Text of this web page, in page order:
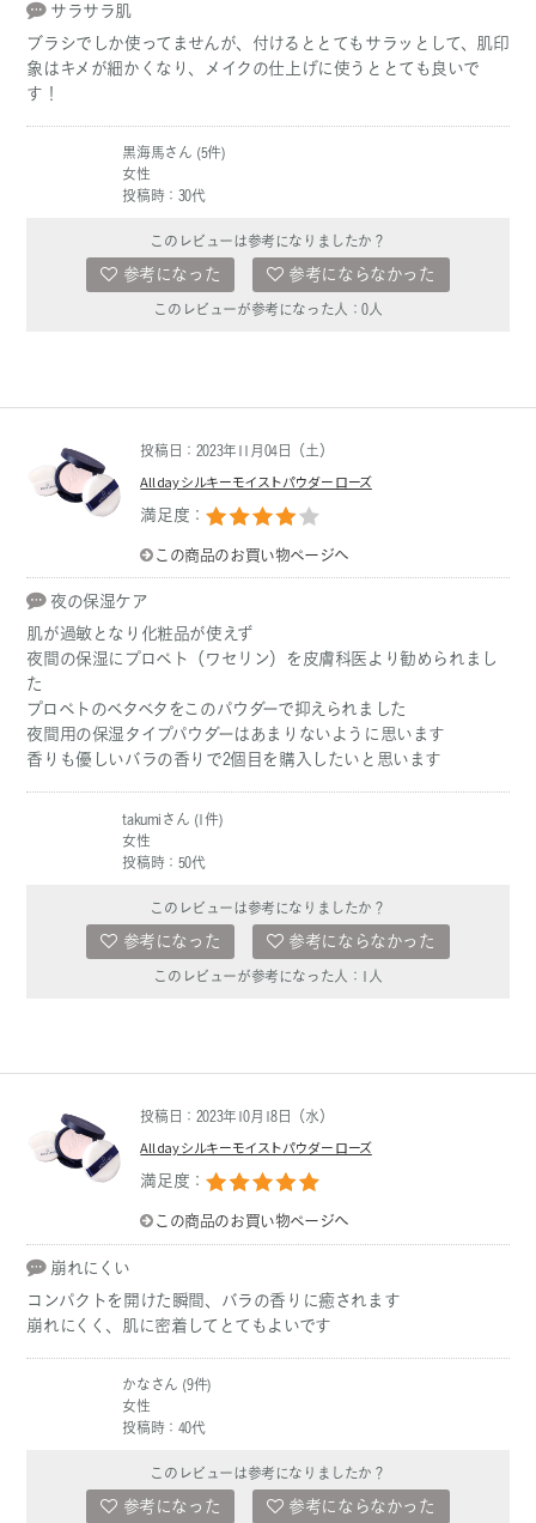
サラサラ肌
ブラシでしか使ってませんが、付けるととてもサラッとして、肌印
象はキメが細かくなり、メイクの仕上げに使うととても良いで
す！
黒海馬さん (5件)
女性
投稿時：30代
このレビューは参考になりましたか？
参考になった 参考にならなかった
このレビューが参考になった人：0 人
投稿日：2023年11月04日（土）
All day シルキーモイストパウダー ローズ
満足度：
この商品のお買い物ページへ
夜の保湿ケア
肌が過敏となり化粧品が使えず
夜間の保湿にプロペト（ワセリン）を皮膚科医より勧められまし
た
プロペトのベタベタをこのパウダーで抑えられました
夜間用の保湿タイプパウダーはあまりないように思います
香りも優しいバラの香りで2個目を購入したいと思います
takumiさん (1件)
女性
投稿時：50代
このレビューは参考になりましたか？
参考になった 参考にならなかった
このレビューが参考になった人： 1 人
投稿日：2023年10月18日（水）
All day シルキーモイストパウダー ローズ
満足度：
この商品のお買い物ページへ
崩れにくい
コンパクトを開けた瞬間、バラの香りに癒されます
崩れにくく、肌に密着してとてもよいです
かなさん (9件)
女性
投稿時：40代
このレビューは参考になりましたか？
参考になった 参考にならなかった